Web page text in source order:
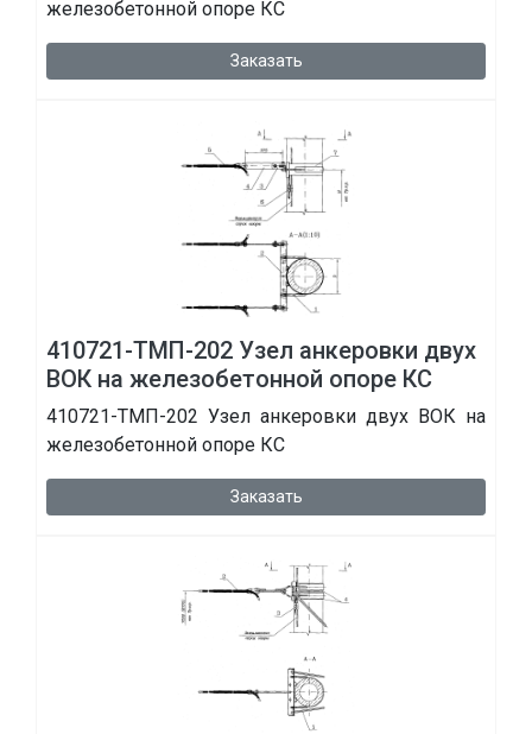
железобетонной опоре КС
Заказать
410721-ТМП-202 Узел анкеровки двух
ВОК на железобетонной опоре КС
410721-ТМП-202 Узел анкеровки двух ВОК на
железобетонной опоре КС
Заказать